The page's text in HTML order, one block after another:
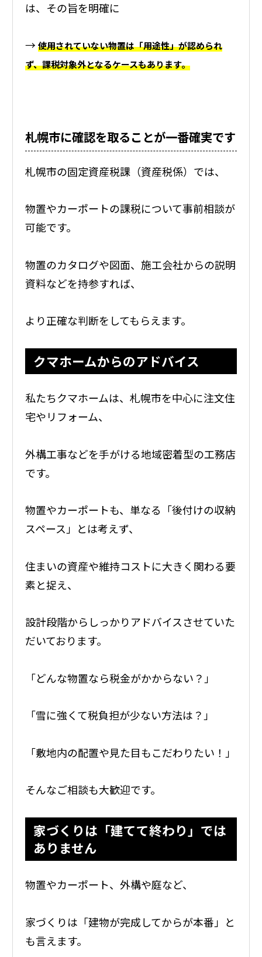
は、その旨を明確に
→ 使用されていない物置は「用途性」が認められ
ず、課税対象外となるケースもあります。
札幌市に確認を取ることが一番確実です
札幌市の固定資産税課（資産税係）では、
物置やカーポートの課税について事前相談が
可能です。
物置のカタログや図面、施工会社からの説明
資料などを持参すれば、
より正確な判断をしてもらえます。
クマホームからのアドバイス
私たちクマホームは、札幌市を中心に注文住
宅やリフォーム、
外構工事などを手がける地域密着型の工務店
です。
物置やカーポートも、単なる「後付けの収納
スペース」とは考えず、
住まいの資産や維持コストに大きく関わる要
素と捉え、
設計段階からしっかりアドバイスさせていた
だいております。
「どんな物置なら税金がかからない？」
「雪に強くて税負担が少ない方法は？」
「敷地内の配置や見た目もこだわりたい！」
そんなご相談も大歓迎です。
家づくりは「建てて終わり」では
ありません
物置やカーポート、外構や庭など、
家づくりは「建物が完成してからが本番」と
も言えます。